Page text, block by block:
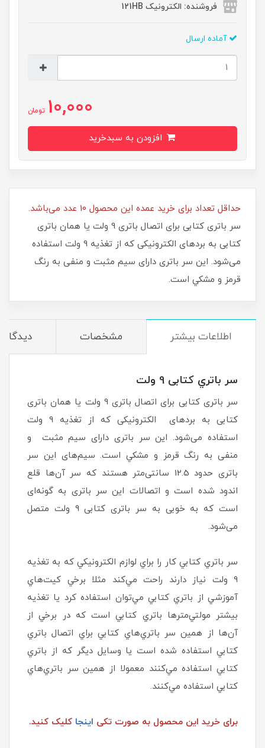
فروشنده: الکترونیک 121HB
آماده ارسال
10,000 تومان
حداقل تعداد برای خرید عمده این محصول 10 عدد می‌باشد.
سر باتری کتابی برای اتصال باتری 9 ولت یا همان باتری
کتابی به بردهای الکترونیکی كه از تغذيه 9 ولت استفاده
می‌شود. این سر باتری دارای سیم مثبت و منفی به رنگ
قرمز و مشكي است.
اطلاعات بيشتر مشخصات
سر باتري کتابی 9 ولت
سر باتری کتابی برای اتصال باتری 9 ولت یا همان باتری
کتابی به بردهای الکترونیکی كه از تغذيه 9 ولت
استفاده می‌شود. این سر باتری دارای سیم مثبت و
منفی به رنگ قرمز و مشكي است. سیم‌های این سر
باتری حدود 12.5 سانتی‌متر هستند که سر آن‌ها قلع
اندود شده‌ است و اتصالات این سر باتری به گونه‌ای
است که به خوبی به سر باتری کتابی 9 ولت متصل
می‌شود.
سر باتري كتابي كار را براي لوازم الكترونيكي كه به تغذيه
9 ولت نياز دارند راحت مي‌كند مثلا برخي
كيت‌هاي
آموزشي از باتري كتابي مي‌توان استفاده كرد يا تغذيه
بيشتر مولتي‌مترها باتري كتابي است كه در برخي از
آن‌ها از همين سر باتري‌هاي كتابي براي اتصال باتري
كتابي استفاده شده است يا وسايل ديگر كه از باتري
كتابي استفاده مي‌كنند معمولا از همين سر باتري‌هاي
كتابي استفاده مي‌كنند.
برای خرید این محصول به صورت تکی اینجا کلیک کنید.